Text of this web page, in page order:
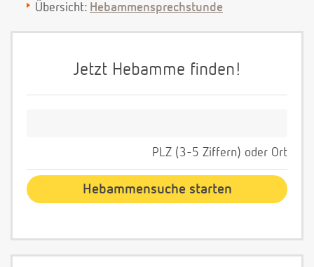
Übersicht: Hebammensprechstunde
Jetzt Hebamme finden!
PLZ (3-5 Ziffern) oder Ort